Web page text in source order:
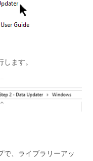
します。
で、ライブラリーアッ